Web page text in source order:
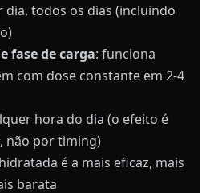
dia, todos os dias (incluindo
fase de carga: funciona
com dose constante em 2-4
hora do dia (o efeito é
não por timing)
é a mais eficaz, mais
barata